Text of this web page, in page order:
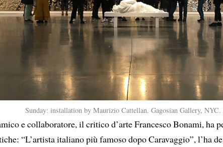
Sunday: installation by Maurizio Cattellan. Gagosian Gallery,
e collaboratore, il critico d’arte Francesco Bonami, ha
“L’artista italiano più famoso dopo Caravaggio”, l’ha